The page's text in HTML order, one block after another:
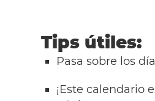
Tips útiles:
Pasa sobre los
¡Este calendario